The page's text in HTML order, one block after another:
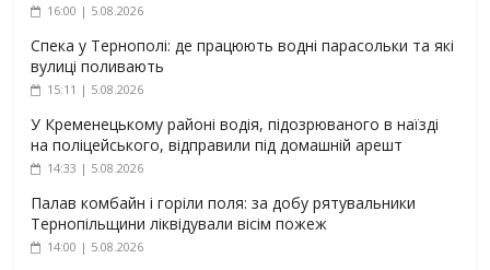
16:00 | 5.08.2026
Спека у Тернополі: де працюють водні парасольки та які
вулиці поливають
15:11 | 5.08.2026
У Кременецькому районі водія, підозрюваного в наїзді
на поліцейського, відправили під домашній арешт
14:33 | 5.08.2026
Палав комбайн і горіли поля: за добу рятувальники
Тернопільщини ліквідували вісім пожеж
14:00 | 5.08.2026